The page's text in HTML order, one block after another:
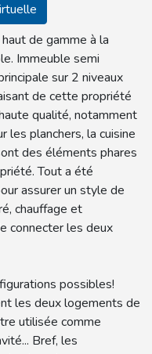
de gamme à la
Immeuble semi
sur 2 niveaux
de cette propriété
qualité, notamment
les planchers, la cuisine
des éléments phares
Tout a été
assurer un style de
chauffage et
connecter les deux
possibles!
les deux logements de
utilisée comme
Bref, les